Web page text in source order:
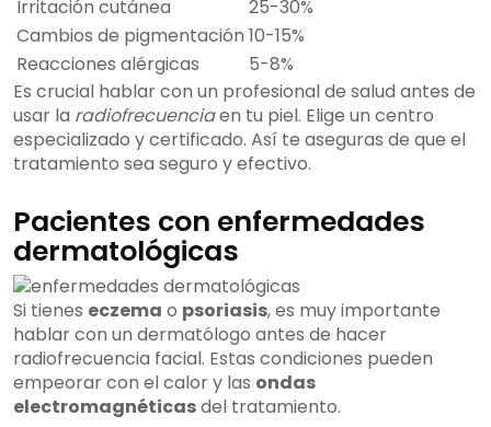
Irritación cutánea
25-30%
Cambios de pigmentación 10-15%
Reacciones alérgicas
5-8%
Es crucial hablar con un profesional de salud antes de
usar la radiofrecuenciaen tu piel. Elige un centro
especializado y certificado. Así te aseguras de que el
tratamiento sea seguro y efectivo.
Pacientes con enfermedades
dermatológicas
Si tienes eczema o psoriasis, es muy importante
hablar con un dermatólogo antes de hacer
radiofrecuencia facial. Estas condiciones pueden
empeorar con el calor y las ondas
electromagnéticasdel tratamiento.